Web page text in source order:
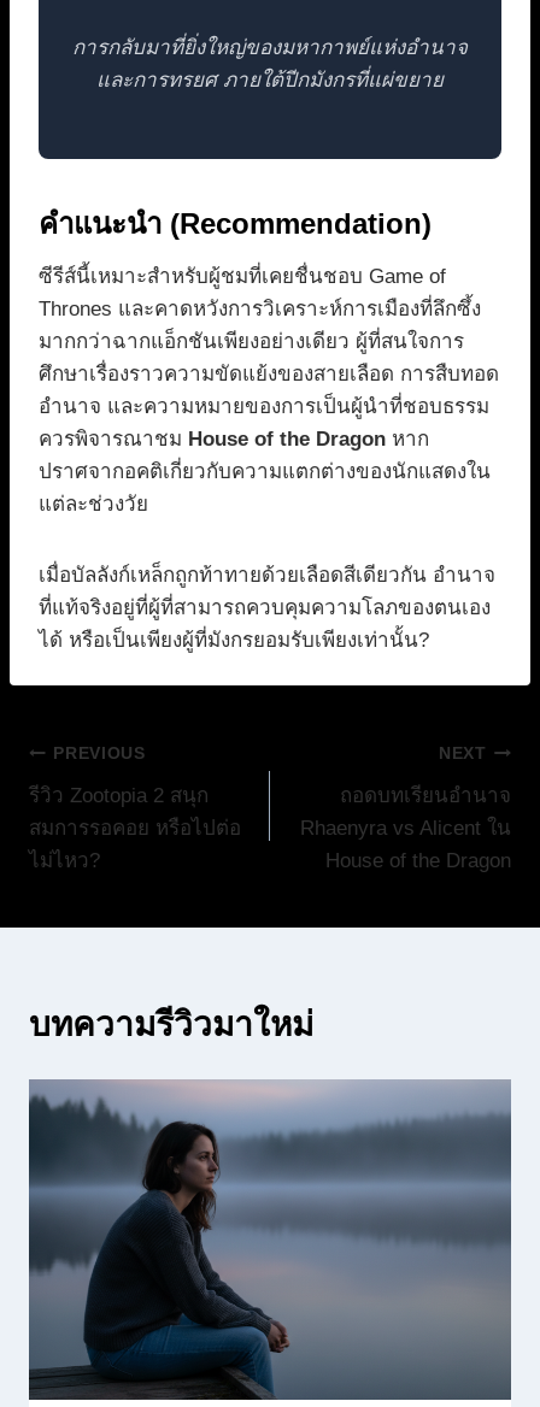
การกลับมาที่ยิ่งใหญ่ของมหากาพย์แห่งอำนาจ
และการทรยศ ภายใต้ปีกมังกรที่แผ่ขยาย
คำแนะนำ (Recommendation)
ซีรีส์นี้เหมาะสำหรับผู้ชมที่เคยชื่นชอบ Game of
Thrones และคาดหวังการวิเคราะห์การเมืองที่ลึกซึ้ง
มากกว่าฉากแอ็กชันเพียงอย่างเดียว ผู้ที่สนใจการ
ศึกษาเรื่องราวความขัดแย้งของสายเลือด การสืบทอด
อำนาจ และความหมายของการเป็นผู้นำที่ชอบธรรม
ควรพิจารณาชม House of the Dragon หาก
ปราศจากอคติเกี่ยวกับความแตกต่างของนักแสดงใน
แต่ละช่วงวัย
เมื่อบัลลังก์เหล็กถูกท้าทายด้วยเลือดสีเดียวกัน อำนาจ
ที่แท้จริงอยู่ที่ผู้ที่สามารถควบคุมความโลภของตนเอง
ได้ หรือเป็นเพียงผู้ที่มังกรยอมรับเพียงเท่านั้น?
แนะแนว
เรื่อง
PREVIOUS
รีวิว Zootopia 2 สนุก
สมการรอคอย หรือไปต่อ
ไม่ไหว?
NEXT
ถอดบทเรียนอำนาจ
Rhaenyra vs Alicent ใน
House of the Dragon
บทความรีวิวมาใหม่